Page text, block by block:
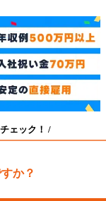
ェック！ /
か？